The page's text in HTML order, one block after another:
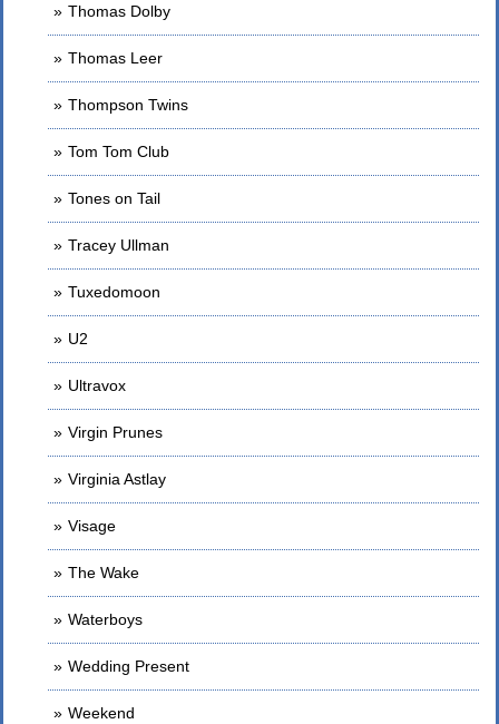
Thomas Dolby
Thomas Leer
Thompson Twins
Tom Tom Club
Tones on Tail
Tracey Ullman
Tuxedomoon
U2
Ultravox
Virgin Prunes
Virginia Astlay
Visage
The Wake
Waterboys
Wedding Present
Weekend